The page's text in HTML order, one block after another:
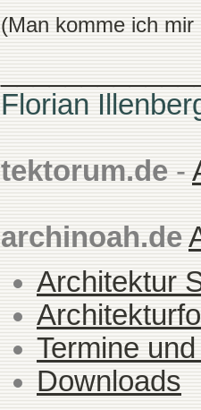
(Man komme ich
Florian
tektorum.de -
archinoah.de
Architektur
Termine
Downloads